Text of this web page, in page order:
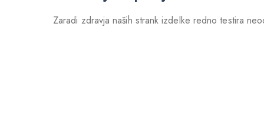
Zaradi zdravja naših strank izdelke redno testira